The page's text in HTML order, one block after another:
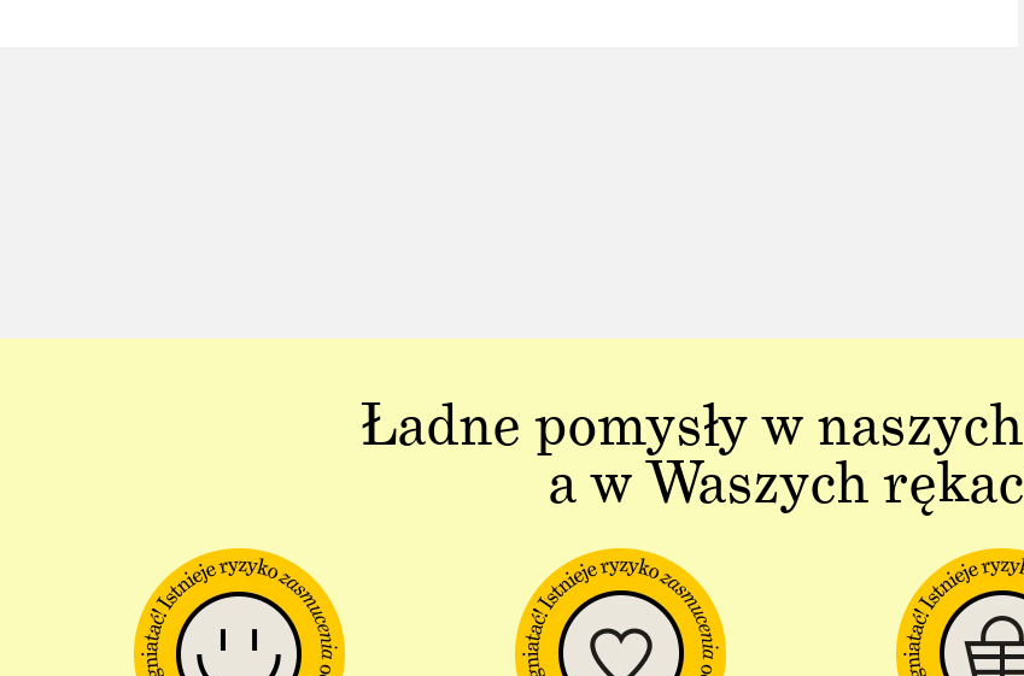
Ładne pomysły w
a w Waszych